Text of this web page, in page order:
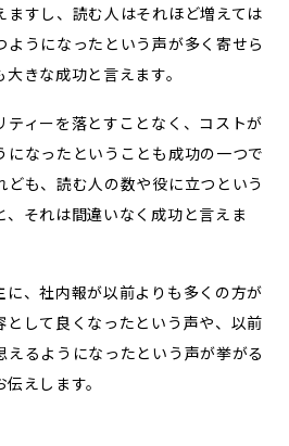
ますし、読む人はそれほど増えては
うになったという声が多く寄せら
きな成功と言えます。
ィーを落とすことなく、コストが
なったということも成功の一つで
も、読む人の数や役に立つという
それは間違いなく成功と言えま
、社内報が以前よりも多くの方が
して良くなったという声や、以前
えるようになったという声が挙がる
えします。